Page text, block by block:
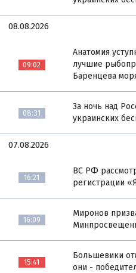
08.08.2026
09:02
Анатомия
лучшие
Баренцева
08:31
За ночь над
украинских
07.08.2026
16:21
ВС РФ
регистрации
16:09
Миронов
15:41
Большевики
они -